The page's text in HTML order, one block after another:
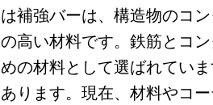
は補強バーは、構造物のコ
の高い材料です。鉄筋とコ
めの材料として選ばれてい
あります。現在、材料やコ